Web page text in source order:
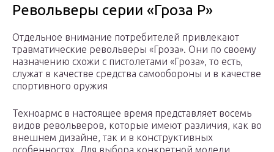
Револьверы серии «Гроза Р»
Отдельное внимание потребителей привлекают
травматические револьверы «Гроза». Они по своему
назначению схожи с пистолетами «Гроза», то есть,
служат в качестве средства самообороны и в качестве
спортивного оружия
Техноармс в настоящее время представляет восемь
видов револьверов, которые имеют различия, как во
внешнем дизайне, так и в конструктивных
особенностях. Для выбора конкретной модели